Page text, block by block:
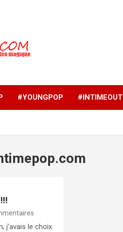
sur Lyon. rock pop
#YOUNGPOP #INTIMEOUT
j’avais le choix